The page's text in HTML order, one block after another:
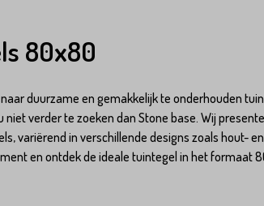
Stone Grid
80x80
duurzame en gemakkelijk te onderhouden
verder te zoeken dan Stone base. Wij
variërend in verschillende designs zoals hout-
en ontdek de ideale tuintegel in het formaat